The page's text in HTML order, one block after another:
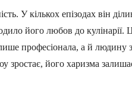
У кількох епізодах він
його любов до
лише професіонала, а й
зростає, його харизма